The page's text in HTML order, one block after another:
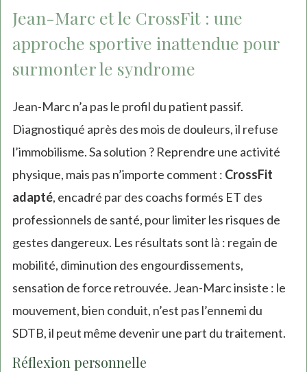
Jean-Marc et le CrossFit : une
approche sportive inattendue pour
surmonter le syndrome
Jean-Marc n’a pas le profil du patient passif.
Diagnostiqué après des mois de douleurs, il refuse
l’immobilisme. Sa solution ? Reprendre une activité
physique, mais pas n’importe comment : CrossFit
adapté, encadré par des coachs formés ET des
professionnels de santé, pour limiter les risques de
gestes dangereux. Les résultats sont là : regain de
mobilité, diminution des engourdissements,
sensation de force retrouvée. Jean-Marc insiste : le
mouvement, bien conduit, n’est pas l’ennemi du
SDTB, il peut même devenir une part du traitement.
Réflexion personnelle